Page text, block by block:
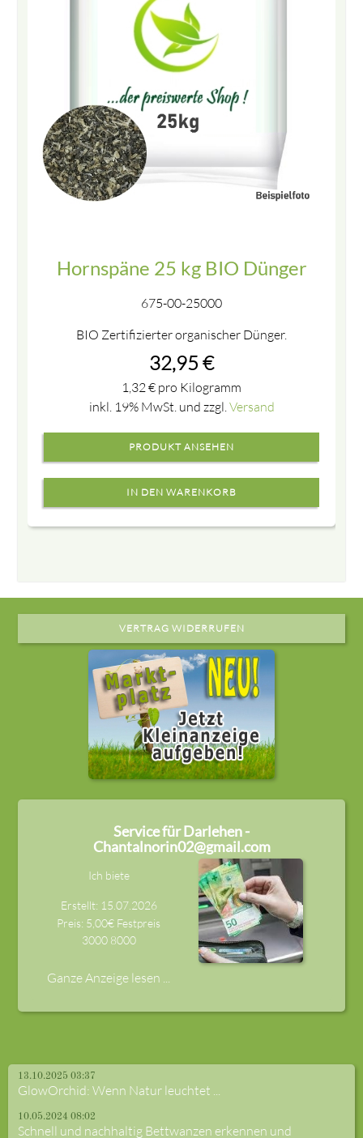
Hornspäne 25 kg BIO Dünger
675-00-25000
BIO Zertifizierter organischer Dünger.
32,95 €
1,32€ pro Kilogramm
inkl. 19% MwSt. und zzgl.Versand
PRODUKT ANSEHEN
VERTRAG WIDERRUFEN
Service für Darlehen -
Chantalnorin02@gmail.com
Ich biete
Erstellt: 15.07.2026
Preis: 5,00€ Festpreis
3000 8000
Ganze Anzeige lesen ...
13.10.2025 03:37
GlowOrchid: Wenn Natur leuchtet ...
10.05.2024 08:02
Schnell und nachhaltig Bettwanzen erkennen und